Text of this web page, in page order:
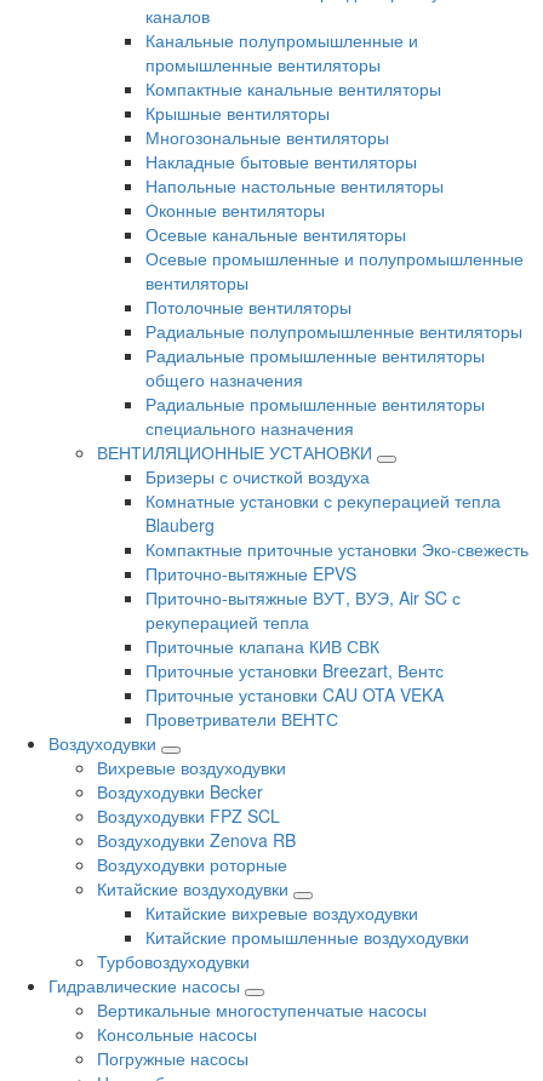
каналов
Канальные полупромышленные и
промышленные вентиляторы
Компактные канальные вентиляторы
Крышные вентиляторы
Многозональные вентиляторы
Накладные бытовые вентиляторы
Напольные настольные вентиляторы
Оконные вентиляторы
Осевые канальные вентиляторы
Осевые промышленные и полупромышленные
вентиляторы
Потолочные вентиляторы
Радиальные полупромышленные вентиляторы
Радиальные промышленные вентиляторы
общего назначения
Радиальные промышленные вентиляторы
специального назначения
ВЕНТИЛЯЦИОННЫЕ УСТАНОВКИ
Бризеры с очисткой воздуха
Комнатные установки с рекуперацией тепла
Blauberg
Компактные приточные установки Эко-свежесть
Приточно-вытяжные EPVS
Приточно-вытяжные ВУТ, ВУЭ, Air SC с
рекуперацией тепла
Приточные клапана КИВ СВК
Приточные установки Breezart, Вентс
Приточные установки CAU OTA VEKA
Проветриватели ВЕНТС
Воздуходувки
Вихревые воздуходувки
Воздуходувки Becker
Воздуходувки FPZ SCL
Воздуходувки Zenova RB
Воздуходувки роторные
Китайские воздуходувки
Китайские вихревые воздуходувки
Китайские промышленные воздуходувки
Турбовоздуходувки
Гидравлические насосы
Вертикальные многоступенчатые насосы
Консольные насосы
Погружные насосы